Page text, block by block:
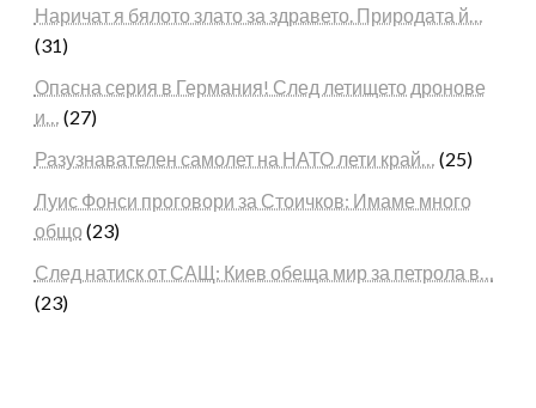
Наричат я бялото злато за здравето. Природата й…
(31)
Опасна серия в Германия! След летището дронове
и… (27)
Разузнавателен самолет на НАТО лети край… (25)
Луис Фонси проговори за Стоичков: Имаме много
общо (23)
След натиск от САЩ: Киев обеща мир за петрола в…
(23)